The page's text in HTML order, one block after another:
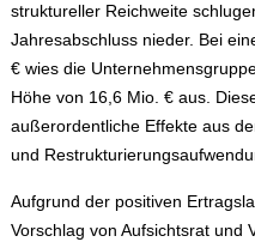
struktureller Reichweite
Jahresabschluss nieder. Bei
€ wies die
Höhe von 16,6 Mio. € aus.
außerordentliche Effekte aus
und
Aufgrund der positiven
Vorschlag von Aufsichtsrat und